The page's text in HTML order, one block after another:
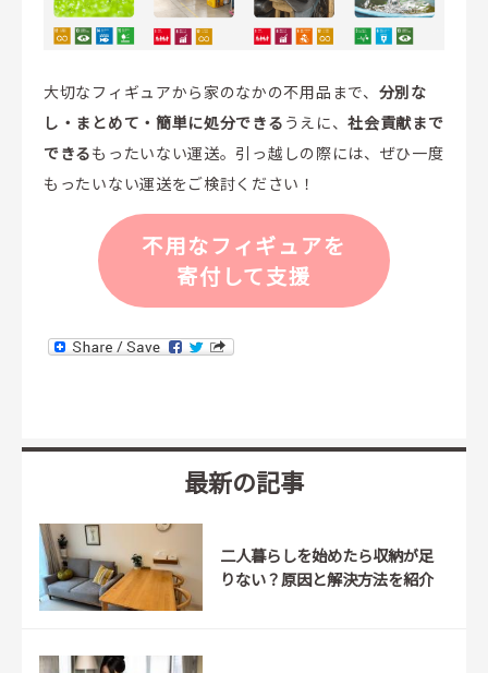
大切なフィギュアから家のなかの不用品まで、 分別な
し・まとめて・簡単に処分できる うえに、社会貢献まで
できるもったいない運送。引っ越しの際には、ぜひ一度
もったいない運送をご検討ください！
不用なフィギュアを
寄付して支援
最新の記事
二人暮らしを始めたら収納が足
りない？原因と解決方法を紹介